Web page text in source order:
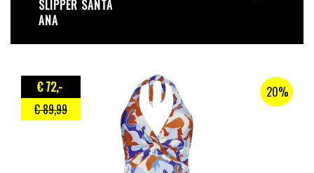
SLIPPER SANTA
ANA
€ 72,-
€ 89,99
20%